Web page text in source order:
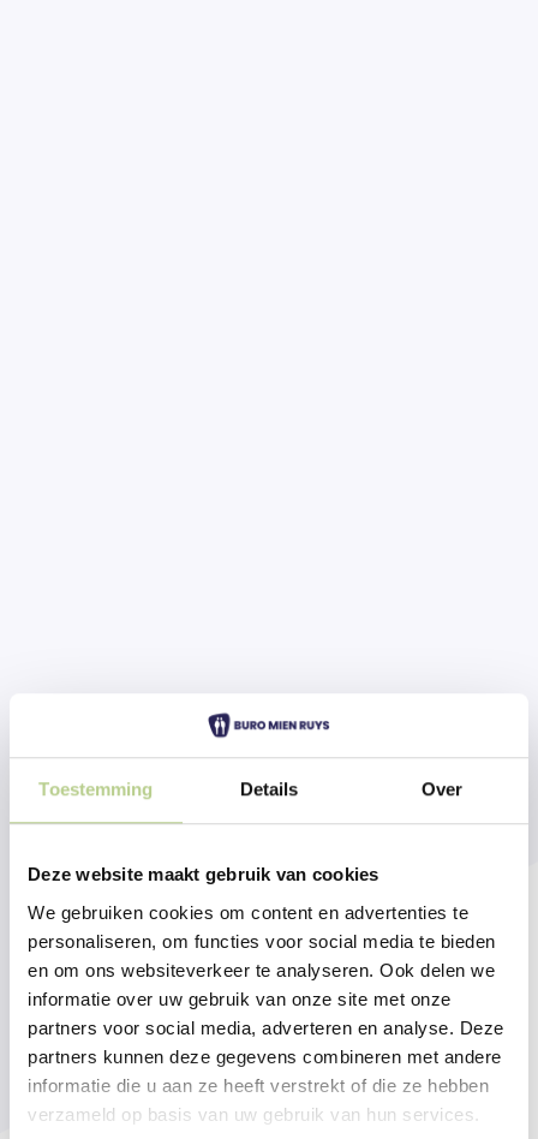
Toestemming Details Over
Deze website maakt gebruik van cookies
We gebruiken cookies om content en advertenties te
personaliseren, om functies voor social media te bieden
en om ons websiteverkeer te analyseren. Ook delen we
informatie over uw gebruik van onze site met onze
partners voor social media, adverteren en analyse. Deze
partners kunnen deze gegevens combineren met andere
informatie die u aan ze heeft verstrekt of die ze hebben
verzameld op basis van uw gebruik van hun services.